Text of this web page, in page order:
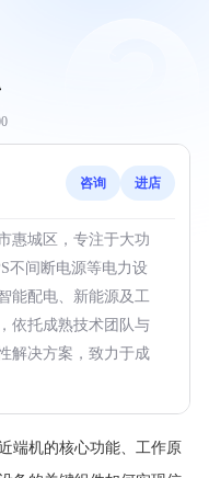
咨询 进店
惠城区，专注于大功
不间断电源等电力设
能配电、新能源及工
依托成熟技术团队与
解决方案，致力于成
端机的核心功能、工作原